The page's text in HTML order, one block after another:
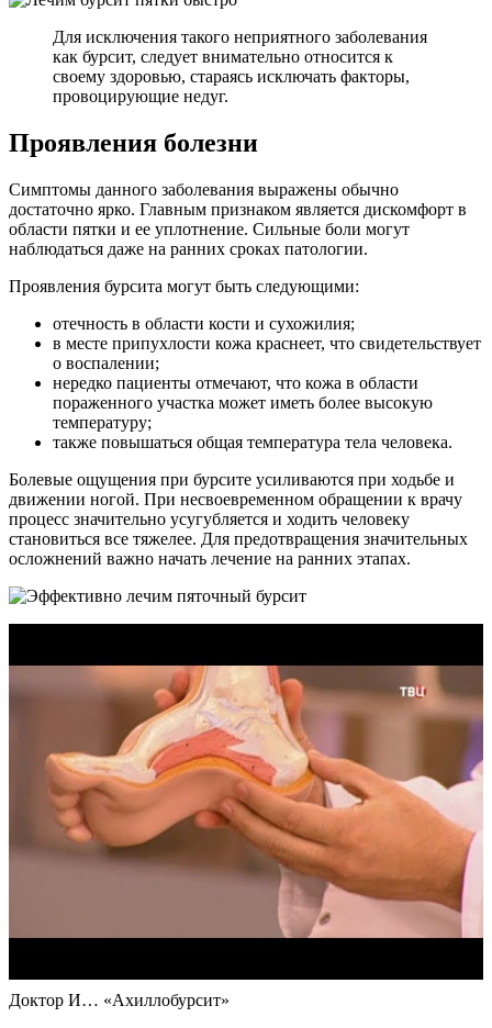
Для исключения такого неприятного заболевания
как бурсит, следует внимательно относится к
своему здоровью, стараясь исключать факторы,
провоцирующие недуг.
Проявления болезни
Симптомы данного заболевания выражены обычно
достаточно ярко. Главным признаком является дискомфорт в
области пятки и ее уплотнение. Сильные боли могут
наблюдаться даже на ранних сроках патологии.
Проявления бурсита могут быть следующими:
отечность в области кости и сухожилия;
в месте припухлости кожа краснеет, что свидетельствует
о воспалении;
нередко пациенты отмечают, что кожа в области
пораженного участка может иметь более высокую
температуру;
также повышаться общая температура тела человека.
Болевые ощущения при бурсите усиливаются при ходьбе и
движении ногой. При несвоевременном обращении к врачу
процесс значительно усугубляется и ходить человеку
становиться все тяжелее. Для предотвращения значительных
осложнений важно начать лечение на ранних этапах.
Доктор И… «Ахиллобурсит»